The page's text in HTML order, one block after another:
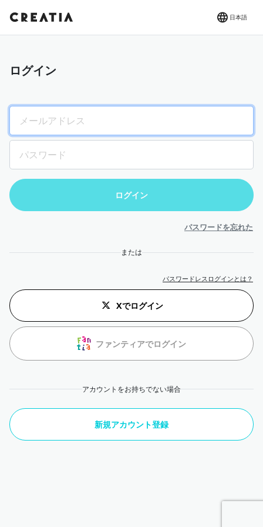
日本語
ログイン
パスワードを忘れた
または
パスワードレスログインとは？
Xでログイン
ファンティアでログイン
アカウントをお持ちでない場合
新規アカウント登録